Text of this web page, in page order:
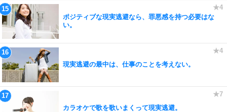
ポジティブな現実逃避なら、罪悪感を持つ必要はな
い。
現実逃避の最中は、仕事のことを考えない。
カラオケで歌を歌いまくって現実逃避。